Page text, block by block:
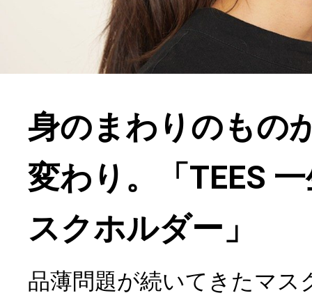
身のまわりのもの
変わり。「TEES
スクホルダー」
品薄問題が続いてきたマス